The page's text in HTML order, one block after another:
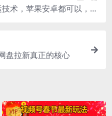
术，苹果安卓都可以，两
盘拉新真正的核心
VIP